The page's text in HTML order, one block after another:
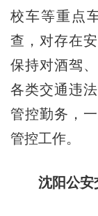
校车等重点
查，对存在
保持对酒驾
各类交通违
管控勤务，
管控工作。
沈阳公安